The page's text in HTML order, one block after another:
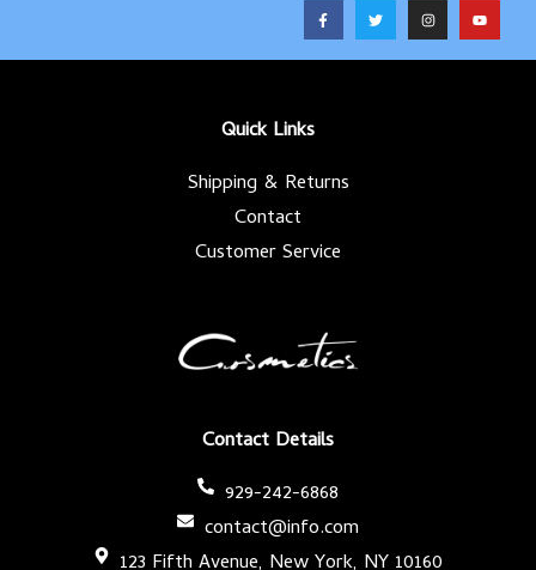
F
a
c
b
T
w
i
t
I
n
s
a
Y
o
u
u
Contact Details
929-242-6868
contact@info.com
Quick Links
Shipping & Returns
Contact
Customer Service